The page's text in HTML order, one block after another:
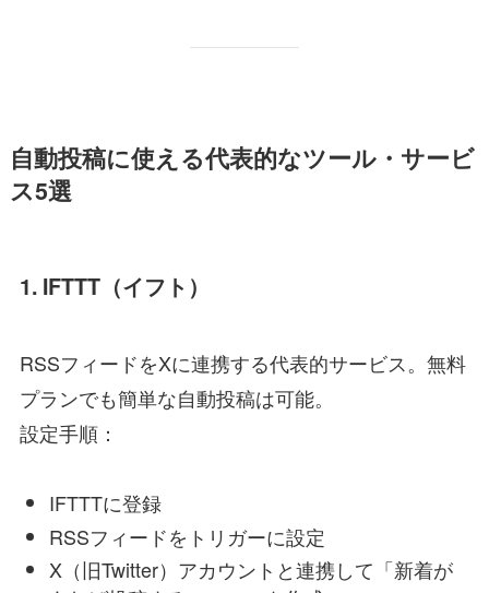
自動投稿に使える代表的なツール・サービ
ス5選
1. IFTTT（イフト）
RSSフィードをXに連携する代表的サービス。無料
プランでも簡単な自動投稿は可能。
設定手順：
IFTTTに登録
RSSフィードをトリガーに設定
X（旧Twitter）アカウントと連携して「新着が